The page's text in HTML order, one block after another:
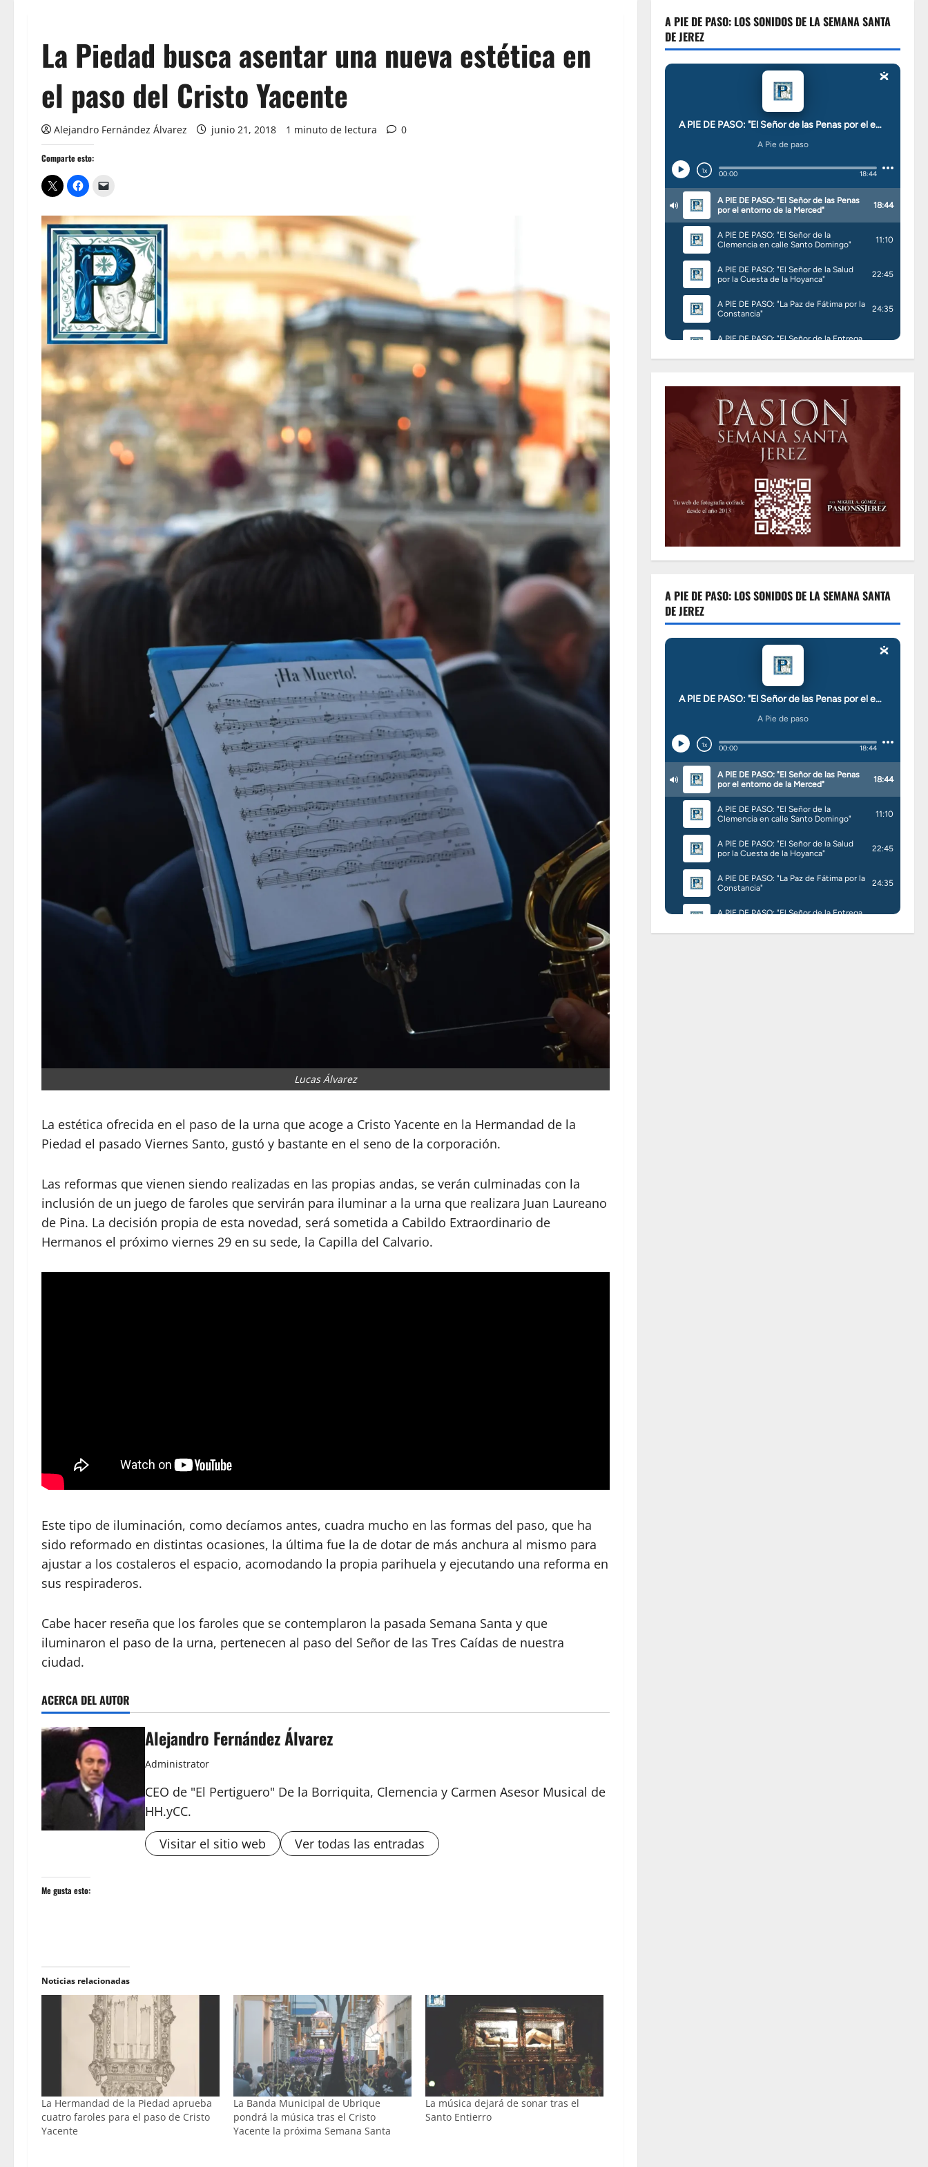
La Piedad busca asentar una nueva estética en
el paso del Cristo Yacente
Alejandro Fernández Álvarez junio 21, 2018 1 minuto de lectura 0
Comparte esto:
Lucas Álvarez
La estética ofrecida en el paso de la urna que acoge a Cristo Yacente en la Hermandad de la
Piedad el pasado Viernes Santo, gustó y bastante en el seno de la corporación.
Las reformas que vienen siendo realizadas en las propias andas, se verán culminadas con la
inclusión de un juego de faroles que servirán para iluminar a la urna que realizara Juan Laureano
de Pina. La decisión propia de esta novedad, será sometida a Cabildo Extraordinario de
Hermanos el próximo viernes 29 en su sede, la Capilla del Calvario.
Este tipo de iluminación, como decíamos antes, cuadra mucho en las formas del paso, que ha
sido reformado en distintas ocasiones, la última fue la de dotar de más anchura al mismo para
ajustar a los costaleros el espacio, acomodando la propia parihuela y ejecutando una reforma en
sus respiraderos.
Cabe hacer reseña que los faroles que se contemplaron la pasada Semana Santa y que
iluminaron el paso de la urna, pertenecen al paso del Señor de las Tres Caídas de nuestra
ciudad.
ACERCA DEL AUTOR
Alejandro Fernández Álvarez
Administrator
CEO de "El Pertiguero" De la Borriquita, Clemencia y Carmen Asesor Musical de
HH.yCC.
Visitar el sitio web
Ver todas las entradas
Me gusta esto:
Noticias relacionadas
La Hermandad de la Piedad aprueba
cuatro faroles para el paso de Cristo
Yacente
La Banda Municipal de Ubrique
pondrá la música tras el Cristo
Yacente la próxima Semana Santa
La música dejará de sonar tras el
Santo Entierro
A PIE DE PASO: LOS SONIDOS DE LA SEMANA SANTA
DE JEREZ
A PIE DE PASO: LOS SONIDOS DE LA SEMANA SANTA
DE JEREZ